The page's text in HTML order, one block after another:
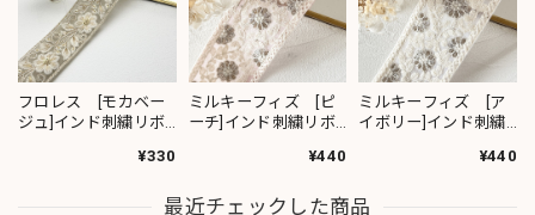
フロレス [モカベー
ジュ]インド刺繍リボ
¥330
ミルキーフィズ [ピ
ーチ]インド刺繍リボ
¥440
ミルキーフィズ [ア
イボリー]インド刺繍
¥440
最近チェックした商品